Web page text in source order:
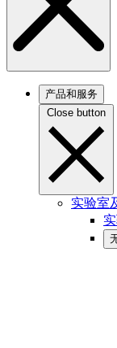
产品和服务
Close button
实验室